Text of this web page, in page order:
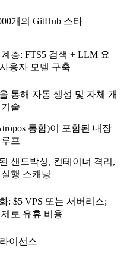
개의 GitHub 스타
층: FTS5 검색 + LLM 요
용자 모델 구축
통해 자동 생성 및 자체 개
술
통합)이 포함된 내장
프
샌드박싱, 컨테이너 격리,
행 스캐닝
: $5 VPS 또는 서버리스;
로 유휴 비용
이선스